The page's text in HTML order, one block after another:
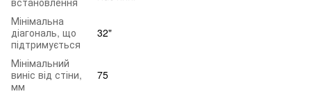
Мінімальна
діагональ, що
підтримується
32"
Мінімальний
виніс від стіни,
мм
75